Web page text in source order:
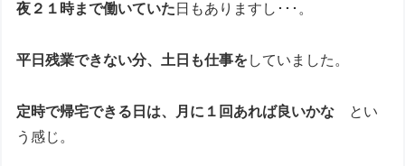
夜２１時まで働いていた 日もありますし･･･。
平日残業できない分、土日も仕事を していました。
定時で帰宅できる日は、月に１回あれば良いかな
とい
う感じ。